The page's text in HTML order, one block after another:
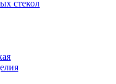
стекол